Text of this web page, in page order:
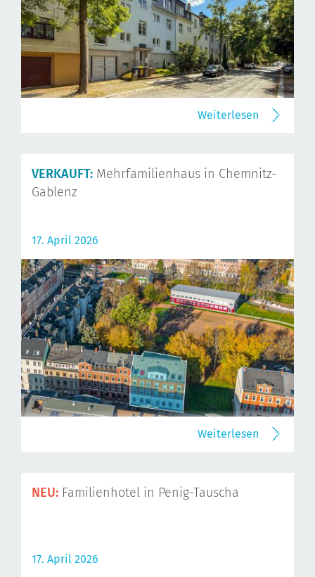
Weiterlesen
VERKAUFT: Mehrfamilienhaus in Chemnitz-
Gablenz
17. April 2026
Weiterlesen
NEU: Familienhotel in Penig-Tauscha
17. April 2026